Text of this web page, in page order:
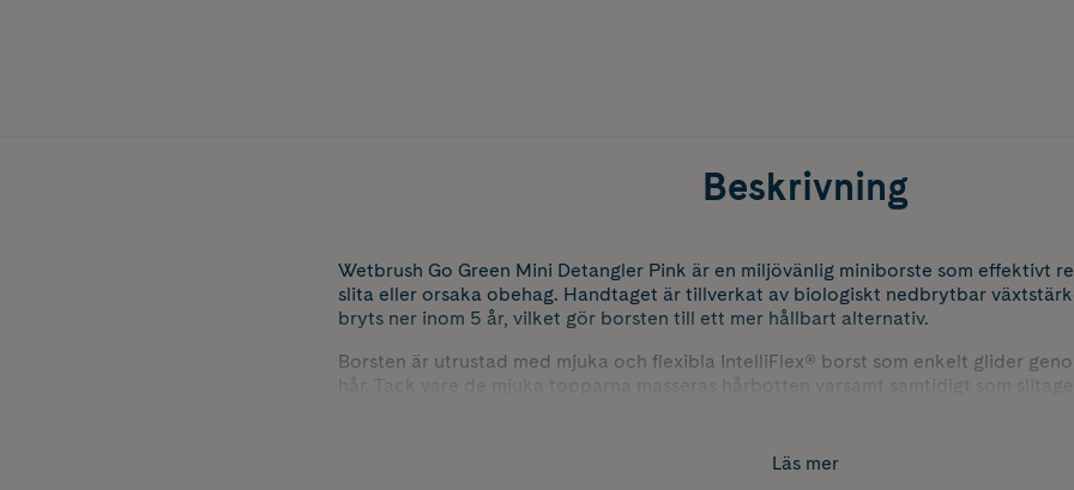
Beskrivning
Wetbrush Go Green Mini Detangler Pink är en miljövänlig miniborste som effektivt
slita eller orsaka obehag. Handtaget är tillverkat av biologiskt nedbrytbar
bryts ner inom 5 år, vilket gör borsten till ett mer hållbart alternativ.
Borsten är utrustad med mjuka och flexibla IntelliFlex® borst som enkelt glider
hår. Tack vare de mjuka topparna masseras hårbotten varsamt samtidigt som
Den kompakta storleken gör den perfekt för barn eller att ha med i handväskan
Läs mer